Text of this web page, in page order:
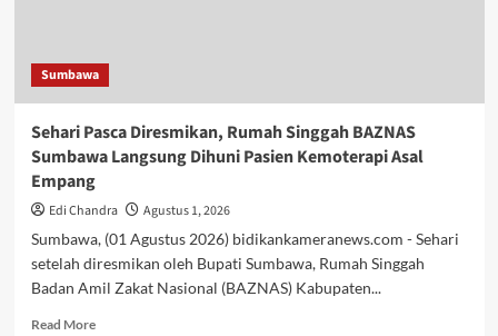
SWDKLLJ
Sumbawa
Sehari Pasca Diresmikan, Rumah Singgah BAZNAS
Sumbawa Langsung Dihuni Pasien Kemoterapi Asal
Empang
Edi Chandra
Agustus 1, 2026
Sumbawa, (01 Agustus 2026) bidikankameranews.com - Sehari
setelah diresmikan oleh Bupati Sumbawa, Rumah Singgah
Badan Amil Zakat Nasional (BAZNAS) Kabupaten...
Read MoreRead